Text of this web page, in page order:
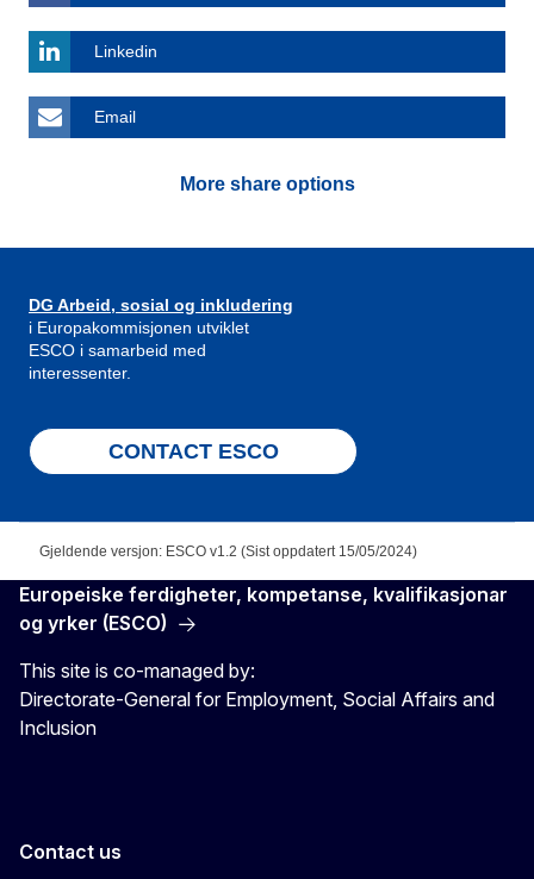
Linkedin
Email
More share options
DG Arbeid, sosial og inkludering
i Europakommisjonen utviklet
ESCO i samarbeid med
interessenter.
CONTACT ESCO
Gjeldende versjon: ESCO v1.2 (Sist oppdatert 15/05/2024)
Europeiske ferdigheter, kompetanse, kvalifikasjonar
og yrker (ESCO)
This site is co-managed by:
Directorate-General for Employment, Social Affairs and
Inclusion
Contact us